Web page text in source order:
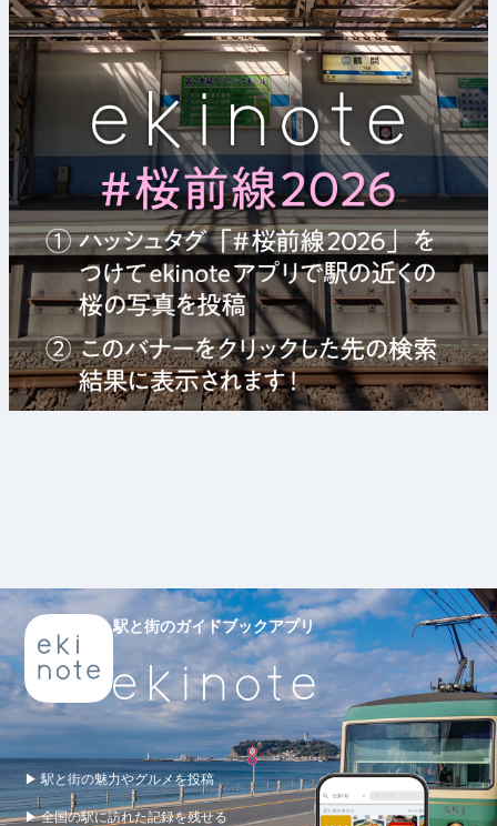
駅と街のガイドブックアプリ
▶ 駅と街の魅力やグルメを投稿
▶ 全国の駅に訪れた記録を残せる